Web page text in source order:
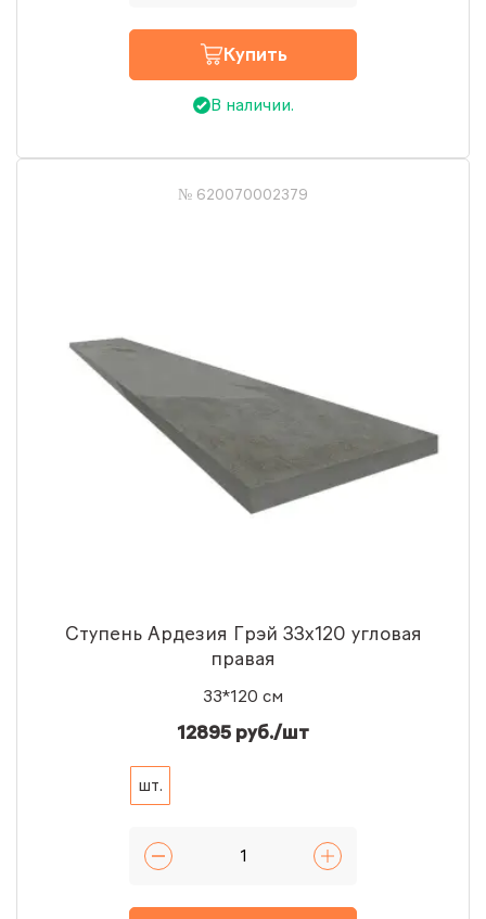
Купить
В наличии.
№ 620070002379
Ступень Ардезия Грэй 33x120 угловая
правая
33*120 см
12895 руб./шт
шт.